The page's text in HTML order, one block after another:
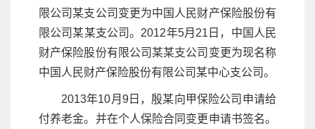
限公司某支公司变更为中国人民财产保险股份有
限公司某某支公司。2012年5月21日，中国人民
财产保险股份有限公司某某支公司变更为现名称
中国人民财产保险股份有限公司某中心支公司。
2013年10月9日，殷某向甲保险公司申请给
付养老金。并在个人保险合同变更申请书签名。